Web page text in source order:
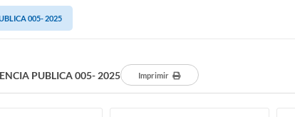
005- 2025
PUBLICA 005- 2025 Imprimir